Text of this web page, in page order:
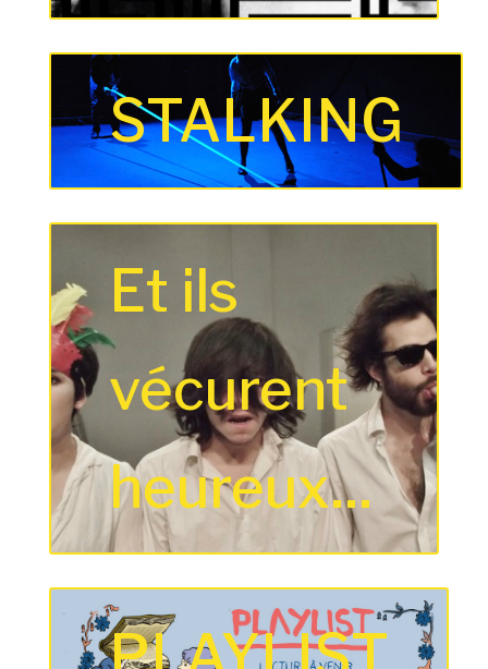
STALKING
Et ils
vécurent
heureux...